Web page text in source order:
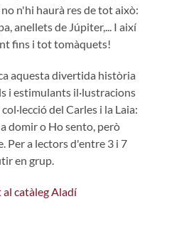
n'hi haurà res de tot això:
anellets de Júpiter,... I així
fins i tot tomàquets!
aquesta divertida història
i estimulants il·lustracions
del Carles i la Laia:
domir o Ho sento, però
Per a lectors d'entre 3 i 7
en grup.
catàleg Aladí